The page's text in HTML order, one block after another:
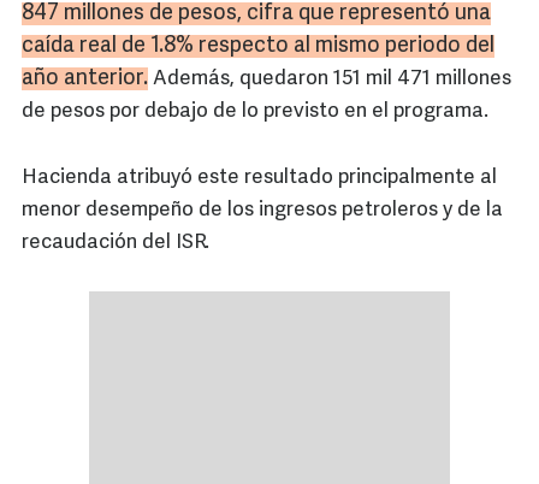
847 millones de pesos, cifra que representó una
caída real de 1.8% respecto al mismo periodo del
año anterior. Además, quedaron 151 mil 471 millones
de pesos por debajo de lo previsto en el programa.
Hacienda atribuyó este resultado principalmente al
menor desempeño de los ingresos petroleros y de la
recaudación del ISR.